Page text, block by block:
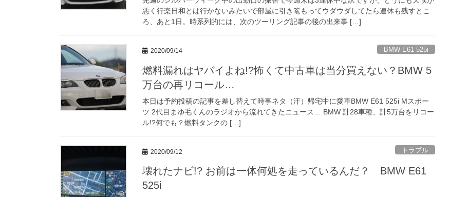
悪く行楽日和とは行かないみたいで部屋に引き篭もってウダウダしてたら連休も残すとこ
ろ、あと1日。時系列的には、次のツーリング記事の後の出来事 […]
2020/09/14 BMW E61 525i
燃料漏れはヤバイよね!?怖くて中古車は当分買えない？BMW 5
万台の再リコール…
本日は予約投稿の記事を差し替えて時事ネタ（汗）帰宅中に愛車BMW E61 525i Mスポー
ツ 2代目まゆ毛くんのラジオから流れてきたニュース… BMW 計28車種、計5万台をリコー
ル!?何でも？燃料タンクの […]
2020/09/12 トラブル
壊れたナビ!? お前は一体何処を走っているんだ？ BMW E61
525i